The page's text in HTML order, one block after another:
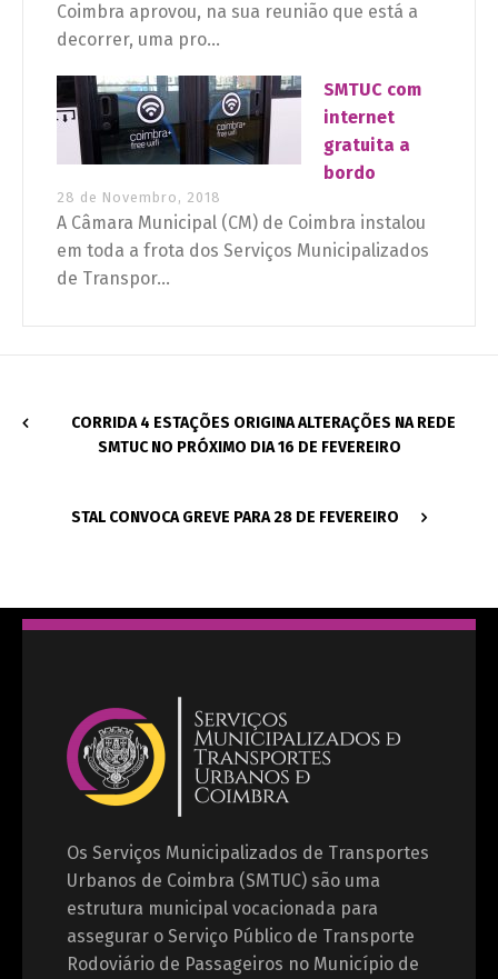
Coimbra aprovou, na sua reunião que está a
decorrer, uma pro...
SMTUC com
internet
gratuita a
bordo
28 de Novembro, 2018
A Câmara Municipal (CM) de Coimbra instalou
em toda a frota dos Serviços Municipalizados
de Transpor...
CORRIDA 4 ESTAÇÕES ORIGINA ALTERAÇÕES NA REDE
SMTUC NO PRÓXIMO DIA 16 DE FEVEREIRO
STAL CONVOCA GREVE PARA 28 DE FEVEREIRO
Os Serviços Municipalizados de Transportes
Urbanos de Coimbra (SMTUC) são uma
estrutura municipal vocacionada para
assegurar o Serviço Público de Transporte
Rodoviário de Passageiros no Município de